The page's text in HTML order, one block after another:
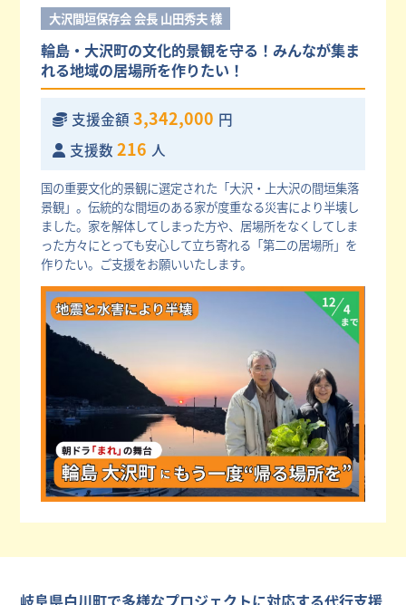
大沢間垣保存会 会長 山田秀夫 様
輪島・大沢町の文化的景観を守る！みんなが集ま
れる地域の居場所を作りたい！
支援金額 3,342,000 円
支援数 216 人
国の重要文化的景観に選定された「大沢・上大沢の間垣集落
景観」。伝統的な間垣のある家が度重なる災害により半壊し
ました。家を解体してしまった方や、居場所をなくしてしま
った方々にとっても安心して立ち寄れる「第二の居場所」を
作りたい。ご支援をお願いいたします。
岐阜県白川町で多様なプロジェクトに対応する代行支援